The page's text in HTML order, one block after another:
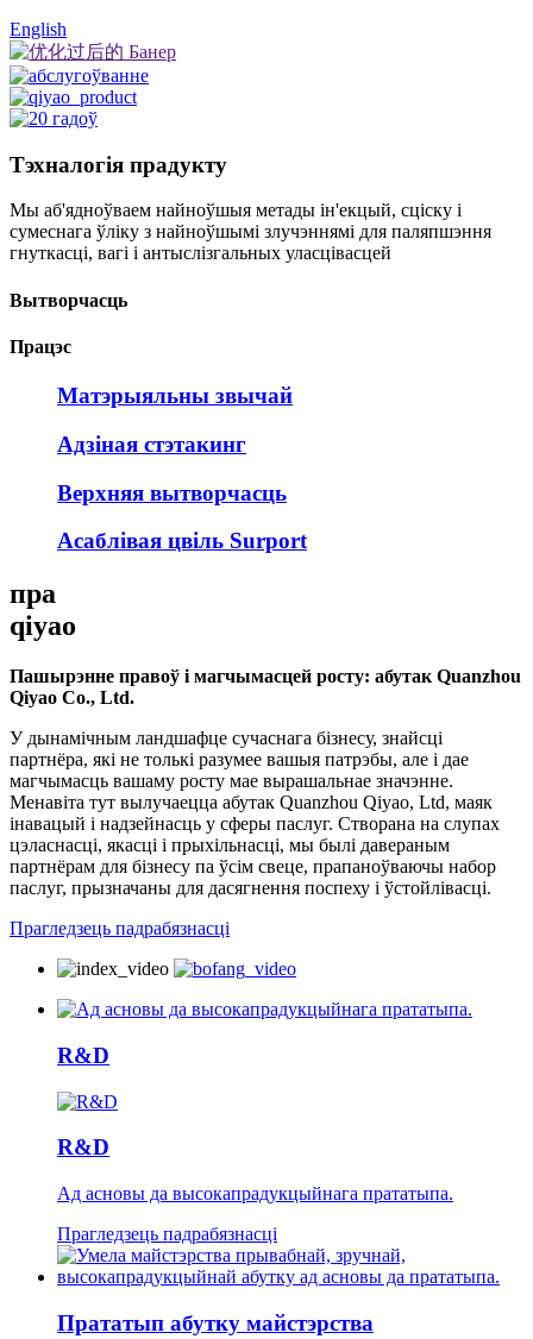
English
Тэхналогія прадукту
Мы аб'ядноўваем найноўшыя метады ін'екцый, сціску і
сумеснага ўліку з найноўшымі злучэннямі для паляпшэння
гнуткасці, вагі і антыслізгальных уласцівасцей
Вытворчасць
Працэс
Матэрыяльны звычай
Адзіная стэтакинг
Верхняя вытворчасць
Асаблівая цвіль Surport
пра
qiyao
Пашырэнне правоў і магчымасцей росту: абутак Quanzhou
Qiyao Co., Ltd.
У дынамічным ландшафце сучаснага бізнесу, знайсці
партнёра, які не толькі разумее вашыя патрэбы, але і дае
магчымасць вашаму росту мае вырашальнае значэнне.
Менавіта тут вылучаецца абутак Quanzhou Qiyao, Ltd, маяк
інавацый і надзейнасць у сферы паслуг. Створана на слупах
цэласнасці, якасці і прыхільнасці, мы былі давераным
партнёрам для бізнесу па ўсім свеце, прапаноўваючы набор
паслуг, прызначаны для дасягнення поспеху і ўстойлівасці.
Прагледзець падрабязнасці
R&D
R&D
Ад асновы да высокапрадукцыйнага прататыпа.
Прагледзець падрабязнасці
Прататып абутку майстэрства